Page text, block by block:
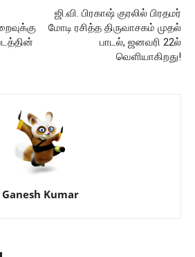
ஜி.வி. பிரகாஷ் குரலில் பிரதமர்
மோடி ரசித்த திருவாசகம் முதல்
பாடல், ஜனவரி 22ல்
வெளியாகிறது!
Ganesh Kumar